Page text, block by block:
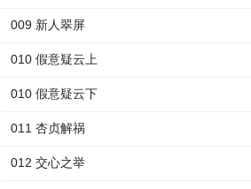
009 新人翠屏
010 假意疑云上
010 假意疑云下
011 杏贞解祸
012 交心之举